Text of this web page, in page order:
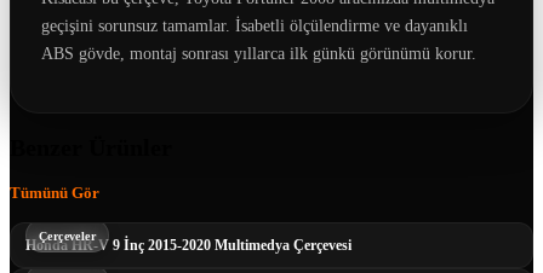
geçişini sorunsuz tamamlar. İsabetli ölçülendirme ve dayanıklı
ABS gövde, montaj sonrası yıllarca ilk günkü görünümü korur.
Tümünü Gör
Honda HR-V 9 İnç 2015-2020 Multimedya Çerçevesi
Çerçeveler